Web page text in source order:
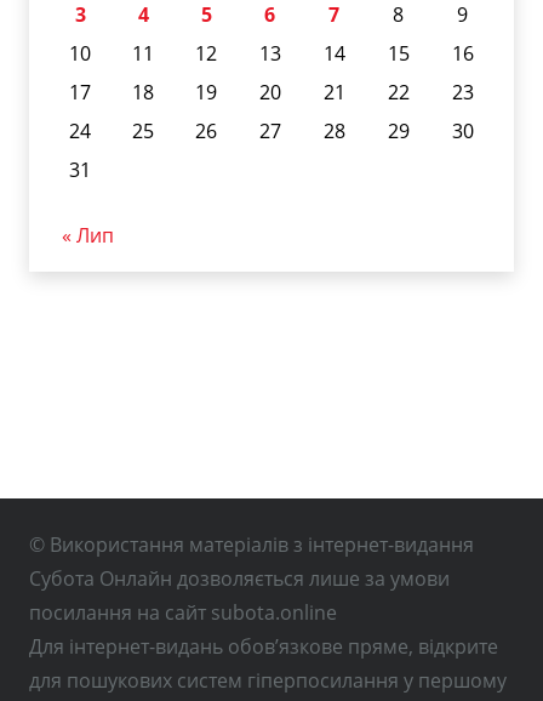
3
4 5 6 7 8
9
10
11 12 13 14 15
16
17
18 19 20 21 22
23
24
25 26 27 28 29
30
31
« Лип
© Використання матеріалів з інтернет-видання
Субота Онлайн дозволяється лише за умови
посилання на сайт subota.online
Для інтернет-видань обов’язкове пряме, відкрите
для пошукових систем гіперпосилання у першому